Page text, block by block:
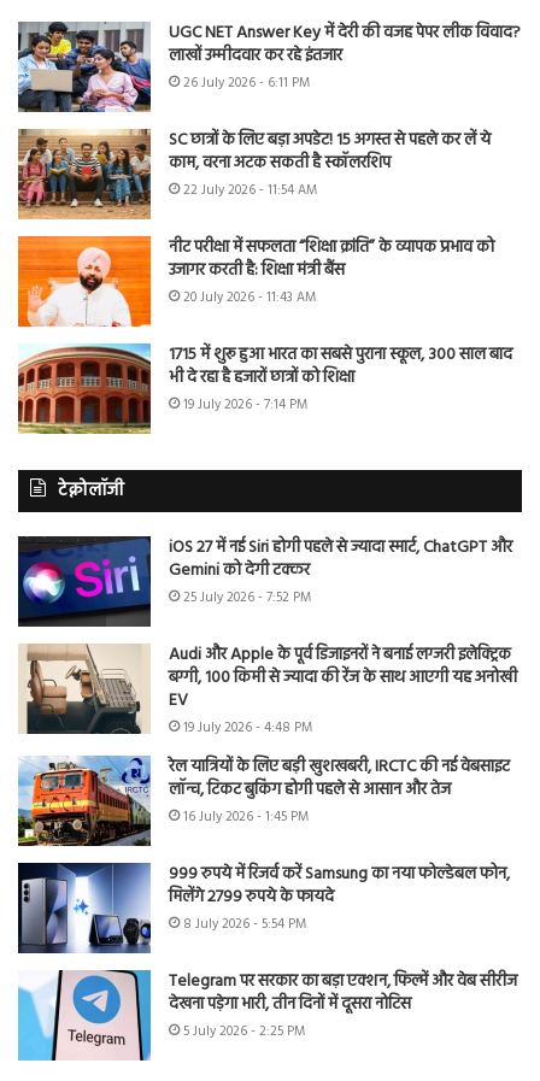
UGC NET Answer Key में देरी की वजह पेपर लीक विवाद?
लाखों उम्मीदवार कर रहे इंतजार
26 July 2026 - 6:11 PM
SC छात्रों के लिए बड़ा अपडेट! 15 अगस्त से पहले कर लें ये
काम, वरना अटक सकती है स्कॉलरशिप
22 July 2026 - 11:54 AM
नीट परीक्षा में सफलता “शिक्षा क्रांति” के व्यापक प्रभाव को
उजागर करती है: शिक्षा मंत्री बैंस
20 July 2026 - 11:43 AM
1715 में शुरू हुआ भारत का सबसे पुराना स्कूल, 300 साल बाद
भी दे रहा है हजारों छात्रों को शिक्षा
19 July 2026 - 7:14 PM
टेक्नोलॉजी
iOS 27 में नई Siri होगी पहले से ज्यादा स्मार्ट, ChatGPT और
Gemini को देगी टक्कर
25 July 2026 - 7:52 PM
Audi और Apple के पूर्व डिजाइनरों ने बनाई लग्जरी इलेक्ट्रिक
बग्गी, 100 किमी से ज्यादा की रेंज के साथ आएगी यह अनोखी
EV
19 July 2026 - 4:48 PM
रेल यात्रियों के लिए बड़ी खुशखबरी, IRCTC की नई वेबसाइट
लॉन्च, टिकट बुकिंग होगी पहले से आसान और तेज
16 July 2026 - 1:45 PM
999 रुपये में रिजर्व करें Samsung का नया फोल्डेबल फोन,
मिलेंगे 2799 रुपये के फायदे
8 July 2026 - 5:54 PM
Telegram पर सरकार का बड़ा एक्शन, फिल्में और वेब सीरीज
देखना पड़ेगा भारी, तीन दिनों में दूसरा नोटिस
5 July 2026 - 2:25 PM